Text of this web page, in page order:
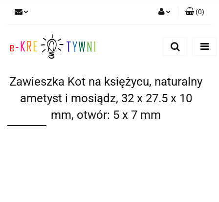
Zgody cookies
(0)
Zawieszka Kot na księżycu, naturalny
ametyst i mosiądz, 32 x 27.5 x 10
mm, otwór: 5 x 7 mm